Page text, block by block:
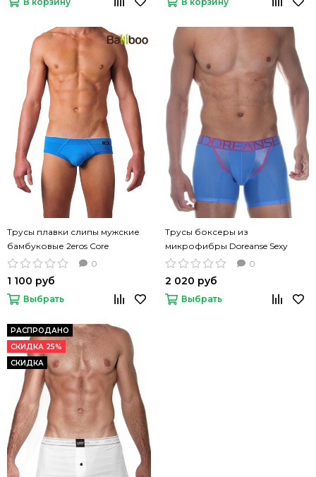
Трусы плавки слипы мужские
бамбуковые 2eros Core
бирюзовый цвет
0
1 100 руб
Выбрать
Трусы боксеры из
микрофибры Doreanse Sexy
светло-синие
0
2 020 руб
Выбрать
РАСПРОДАНО
СКИДКА 25%
СКИДКА